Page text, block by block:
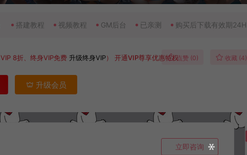
搭建教程 视频教程 GM后台 已亲测 购买后下载有效期24H
VIP 8折、终身VIP免费 升级终身VIP）开通VIP尊享优惠特权点赞 (0) 收藏 (4)
升级会员
立即咨询